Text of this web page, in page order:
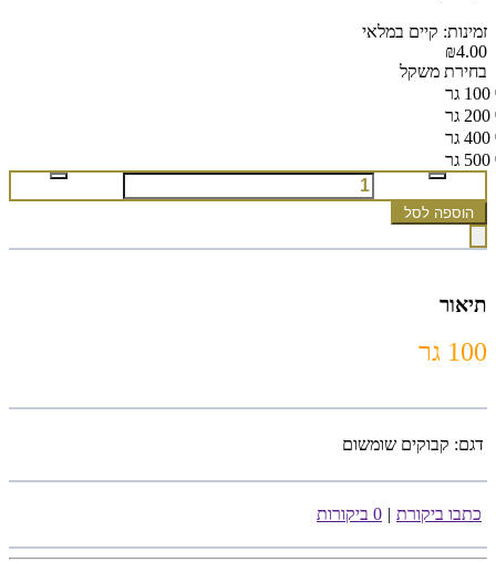
זמינות: קיים במלאי
₪4.00
בחירת משקל
100 גר
200 גר
400 גר
500 גר
הוספה לסל
תיאור
100 גר
דגם: קבוקים שומשום
כתבו ביקורת | 0 ביקורות